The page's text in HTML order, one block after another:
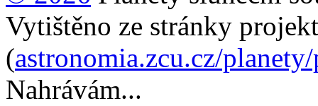
Vytištěno ze stránky
(astronomia.zcu.cz/
Nahrávám...